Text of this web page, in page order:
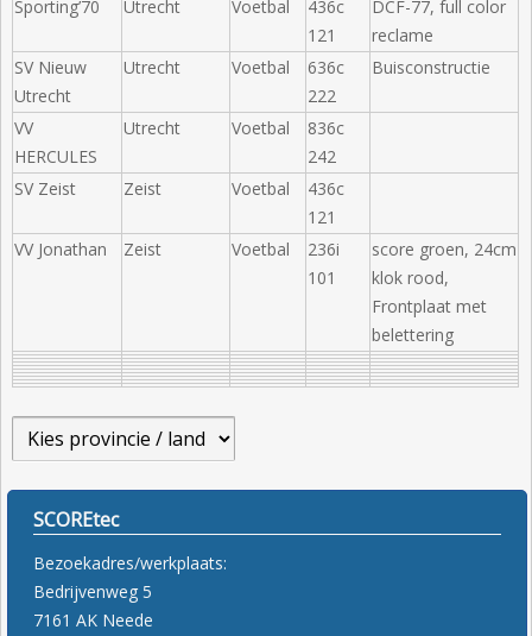
Sporting’70 Utrecht Voetbal
436c
121
DCF-77, full color
reclame
SV Nieuw
Utrecht
Utrecht Voetbal
636c
222
Buisconstructie
VV
HERCULES
Utrecht Voetbal
836c
242
SV Zeist
Zeist Voetbal
436c
121
VV Jonathan
Zeist Voetbal
236i
101
score groen, 24cm
klok rood,
Frontplaat met
belettering
SCOREtec
Bezoekadres/werkplaats:
Bedrijvenweg 5
7161 AK Neede